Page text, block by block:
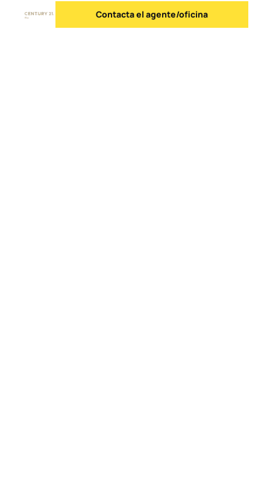
Enviar mensaje
Contacta el agente/oficina